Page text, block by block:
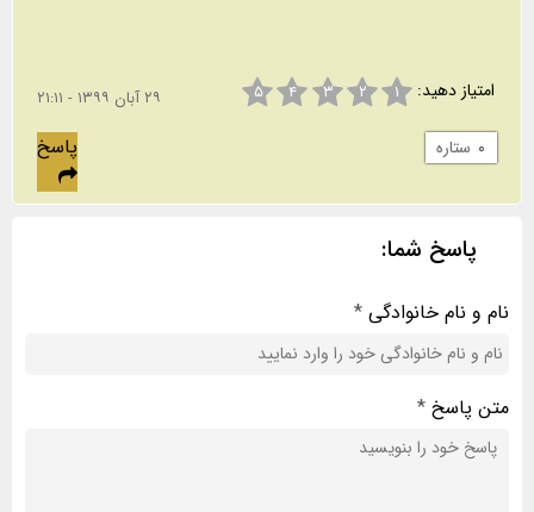
امتیاز دهید: ۱ ۲ ۳ ۴ ۵ ۲۹ آبان ۱۳۹۹ - ۲۱:۱۱
۰ ستاره پاسخ
پاسخ شما:
نام و نام خانوادگی *
متن پاسخ *